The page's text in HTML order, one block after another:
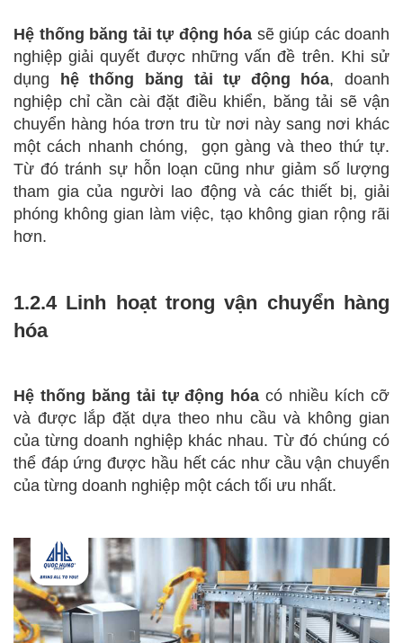
Hệ thống băng tải tự động hóa sẽ giúp các doanh
nghiệp giải quyết được những vấn đề trên. Khi sử
dụng
hệ thống băng tải tự động hóa, doanh
nghiệp chỉ cần cài đặt điều khiển, băng tải sẽ vận
chuyển hàng hóa trơn tru từ nơi này sang nơi khác
một cách nhanh chóng, gọn gàng và theo thứ tự.
Từ đó tránh sự hỗn loạn cũng như giảm số lượng
tham gia của người lao động và các thiết bị, giải
phóng không gian làm việc, tạo không gian rộng rãi
hơn.
1.2.4 Linh hoạt trong vận chuyển hàng
hóa
Hệ thống băng tải tự động hóa có nhiều kích cỡ
và được lắp đặt dựa theo nhu cầu và không gian
của từng doanh nghiệp khác nhau. Từ đó chúng có
thể đáp ứng được hầu hết các như cầu vận chuyển
của từng doanh nghiệp một cách tối ưu nhất.